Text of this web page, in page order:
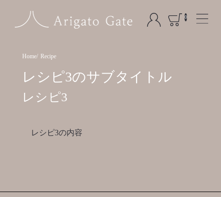
0
Home Recipe
レシピ3のサブタイトル
レシピ3
レシピ3の内容